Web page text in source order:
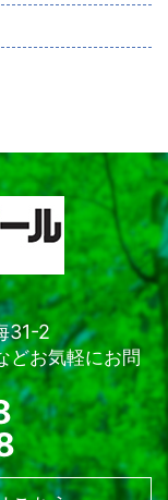
31-2
どお気軽にお問